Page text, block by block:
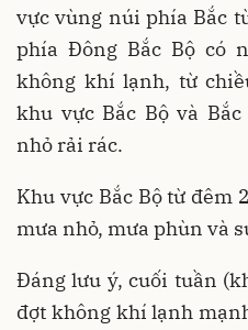
vực vùng núi phía Bắc
phía Đông Bắc Bộ có
không khí lạnh, từ
khu vực Bắc Bộ và
nhỏ rải rác.
Khu vực Bắc Bộ từ đêm
mưa nhỏ, mưa phùn và
Đáng lưu ý, cuối tuần
đợt không khí lạnh